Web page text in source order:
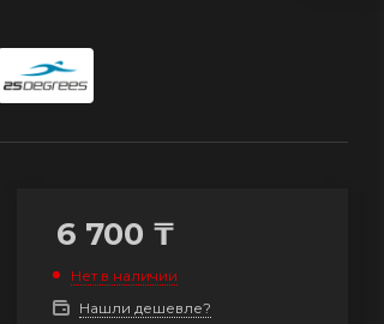
6 700 ₸
Нет в наличии
Нашли дешевле?